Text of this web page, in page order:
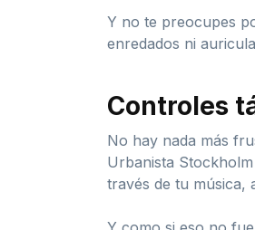
Y no te preocupes
enredados ni
Controles
No hay nada más
Urbanista
través de tu música,